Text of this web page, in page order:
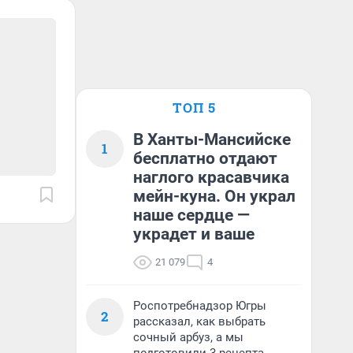
ТОП 5
1
В Ханты-Мансийске
бесплатно отдают
наглого красавчика
мейн-куна. Он украл
наше сердце —
украдет и ваше
21 079 4
2
Роспотребнадзор Югры
рассказал, как выбрать
сочный арбуз, а мы